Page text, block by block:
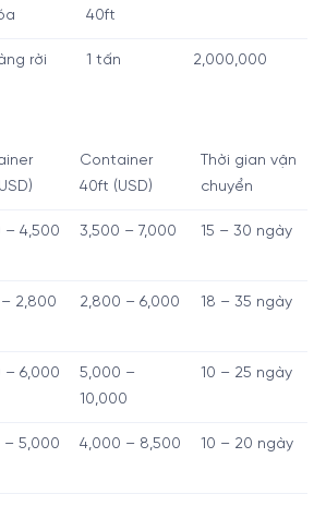
40ft
rời 1 tấn 2,000,000
Container
40ft (USD)
Thời gian vận
chuyển
– 4,500 3,500 – 7,000 15 – 30 ngày
– 2,800 2,800 – 6,000 18 – 35 ngày
– 6,000
5,000 –
10,000
10 – 25 ngày
– 5,000 4,000 – 8,500 10 – 20 ngày